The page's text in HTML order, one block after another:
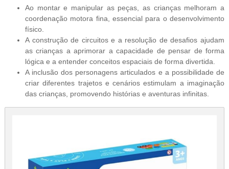
Ao montar e manipular as peças, as crianças melhoram a
coordenação motora fina, essencial para o desenvolvimento
físico.
A construção de circuitos e a resolução de desafios ajudam
as crianças a aprimorar a capacidade de pensar de forma
lógica e a entender conceitos espaciais de forma divertida.
A inclusão dos personagens articulados e a possibilidade de
criar diferentes trajetos e cenários estimulam a imaginação
das crianças, promovendo histórias e aventuras infinitas.